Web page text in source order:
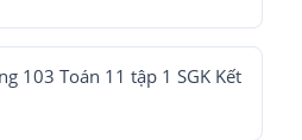
103 Toán 11 tập 1 SGK Kết